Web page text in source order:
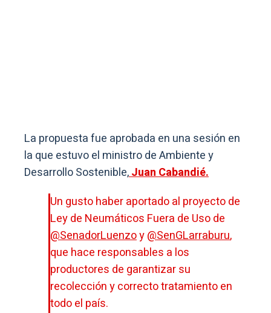
La propuesta fue aprobada en una sesión en
la que estuvo el ministro de Ambiente y
Desarrollo Sostenible,Juan Cabandié.
Un gusto haber aportado al proyecto de
Ley de Neumáticos Fuera de Uso de
@SenadorLuenzoy@SenGLarraburu,
que hace responsables a los
productores de garantizar su
recolección y correcto tratamiento en
todo el país.